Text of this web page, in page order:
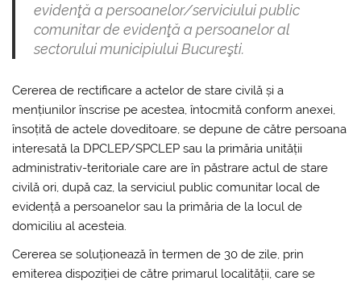
evidenţă a persoanelor/serviciului public
comunitar de evidenţă a persoanelor al
sectorului municipiului Bucureşti.
Cererea de rectificare a actelor de stare civilă și a
mențiunilor înscrise pe acestea, întocmită conform anexei,
însoțită de actele doveditoare, se depune de către persoana
interesată la DPCLEP/SPCLEP sau la primăria unității
administrativ-teritoriale care are în păstrare actul de stare
civilă ori, după caz, la serviciul public comunitar local de
evidență a persoanelor sau la primăria de la locul de
domiciliu al acesteia.
Cererea se soluționează în termen de 30 de zile, prin
emiterea dispoziției de către primarul localității, care se